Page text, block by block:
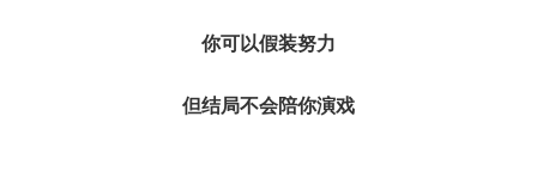
你可以假装努力
但结局不会陪你演戏